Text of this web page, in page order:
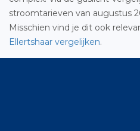
stroomtarieven van augustus
Misschien vind je dit ook
Ellertshaar vergelijken.